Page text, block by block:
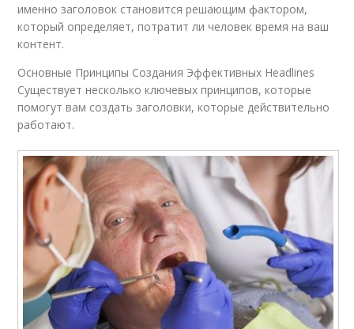
именно заголовок становится решающим фактором,
который определяет, потратит ли человек время на ваш
контент.
Основные Принципы Создания Эффективных Headlines
Существует несколько ключевых принципов, которые
помогут вам создать заголовки, которые действительно
работают.